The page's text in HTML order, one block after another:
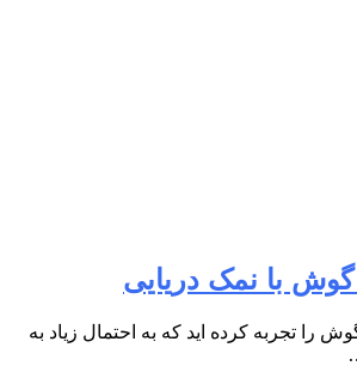
با نمک دریایی
را تجربه کرده اید که به احتمال زیاد به